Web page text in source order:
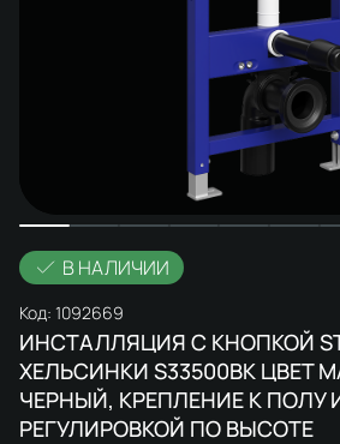
В НАЛИЧИИ
Код: 1092669
ИНСТАЛЛЯЦИЯ С КНОПКОЙ
ХЕЛЬСИНКИ S33500BK ЦВЕТ
ЧЕРНЫЙ, КРЕПЛЕНИЕ К ПОЛУ
РЕГУЛИРОВКОЙ ПО ВЫСОТЕ